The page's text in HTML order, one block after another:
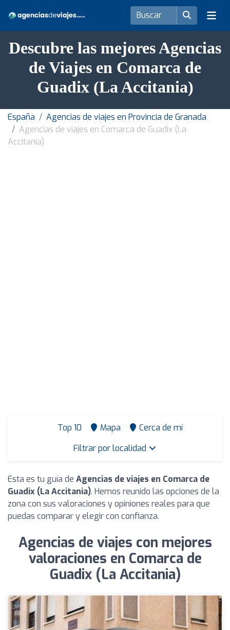
Descubre las mejores Agencias
de Viajes en Comarca de
Guadix (La Accitania)
España
Agencias de viajes en Provincia de Granada
Agencias de viajes en Comarca de Guadix (La
Accitania)
Top 10 Mapa
Cerca de mí
Filtrar por localidad
Esta es tu guía de Agencias de viajes en Comarca de
Guadix (La Accitania). Hemos reunido las opciones de la
zona con sus valoraciones y opiniones reales para que
puedas comparar y elegir con confianza.
Agencias de viajes con mejores
valoraciones en Comarca de
Guadix (La Accitania)